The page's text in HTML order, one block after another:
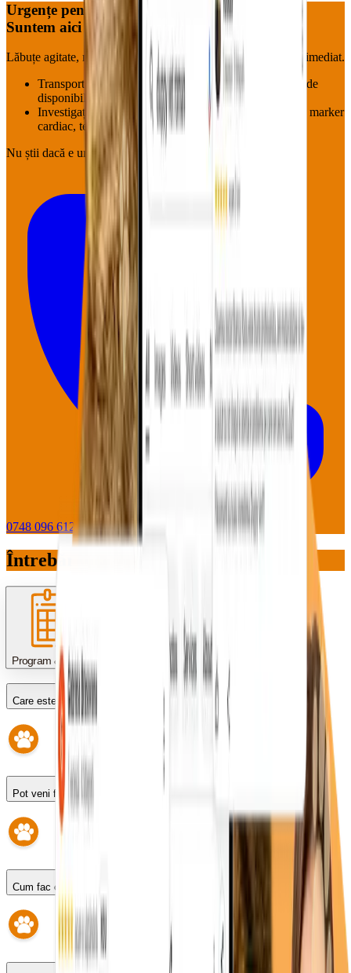
Urgențe pentru blănoși?
Suntem aici — acum.
Lăbuțe agitate, mustăți speriate, aripioare neliniștite : pornim imediat.
Transport la cabinet (Roman & împrejurimi, în funcție de
disponibilitate)
Investigații pe loc: hemoleucogramă, biochimie, EKG, marker
cardiac, tensiune
Nu știi dacă e urgență?
Sună oricum.
0748 096 612 WhatsApp
Întrebări pe care le primim des
Program & programări
Care este programul?
Pot veni fără programare?
Cum fac o programare?